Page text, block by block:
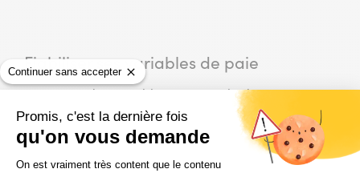
Continuer sans accepter
Promis, c'est la dernière fois
qu'on vous demande
Plateforme de Gestion du
On est vraiment très content que le contenu
Fiabiliser ses variables de paie
La gestion des variables exige méthode et rigueur.
Se former à la paie permet de sécuriser les calculs,
les justificatifs et la déclaration des éléments
variables.